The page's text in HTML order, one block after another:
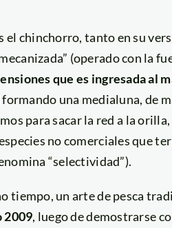
el chinchorro, tanto en su
(operado con la
que es ingresada al
una medialuna, de
para sacar la red a la orilla,
no comerciales que
“selectividad”).
tiempo, un arte de pesca
2009, luego de demostrarse